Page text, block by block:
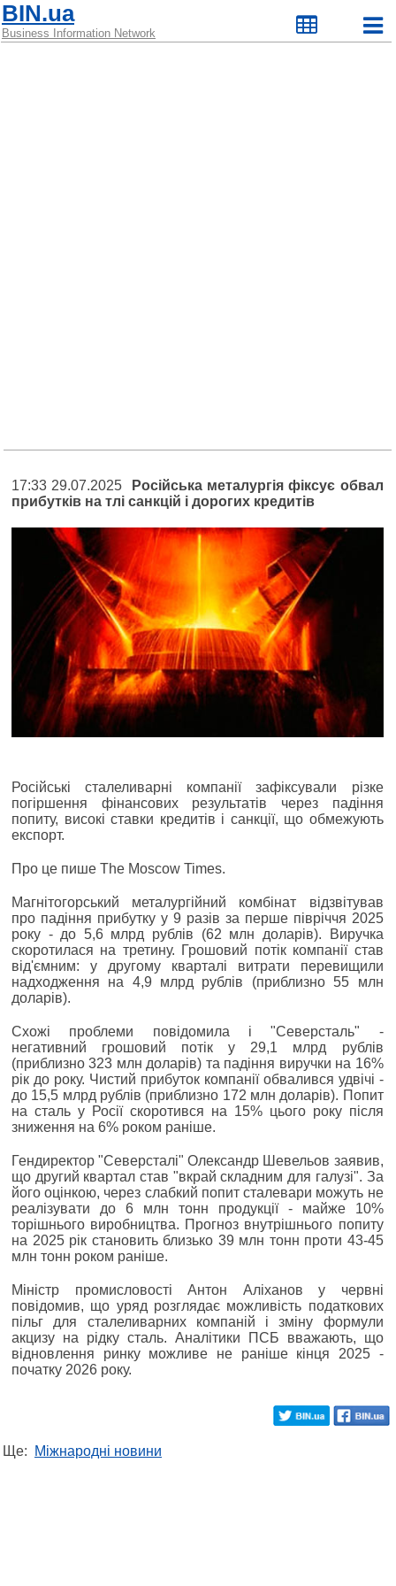
BIN.ua
Business Information Network
17:33 29.07.2025
Російська металургія фіксує обвал
прибутків на тлі санкцій і дорогих кредитів
Російські сталеливарні компанії зафіксували різке
погіршення фінансових результатів через падіння
попиту, високі ставки кредитів і санкції, що обмежують
експорт.
Про це пише The Moscow Times.
Магнітогорський металургійний комбінат відзвітував
про падіння прибутку у 9 разів за перше півріччя 2025
року - до 5,6 млрд рублів (62 млн доларів). Виручка
скоротилася на третину. Грошовий потік компанії став
від'ємним: у другому кварталі витрати перевищили
надходження на 4,9 млрд рублів (приблизно 55 млн
доларів).
Схожі проблеми повідомила і "Северсталь" -
негативний грошовий потік у 29,1 млрд рублів
(приблизно 323 млн доларів) та падіння виручки на 16%
рік до року. Чистий прибуток компанії обвалився удвічі -
до 15,5 млрд рублів (приблизно 172 млн доларів). Попит
на сталь у Росії скоротився на 15% цього року після
зниження на 6% роком раніше.
Гендиректор "Северсталі" Олександр Шевельов заявив,
що другий квартал став "вкрай складним для галузі". За
його оцінкою, через слабкий попит сталевари можуть не
реалізувати до 6 млн тонн продукції - майже 10%
торішнього виробництва. Прогноз внутрішнього попиту
на 2025 рік становить близько 39 млн тонн проти 43-45
млн тонн роком раніше.
Міністр промисловості Антон Аліханов у червні
повідомив, що уряд розглядає можливість податкових
пільг для сталеливарних компаній і зміну формули
акцизу на рідку сталь. Аналітики ПСБ вважають, що
відновлення ринку можливе не раніше кінця 2025 -
початку 2026 року.
Ще: Міжнародні новини